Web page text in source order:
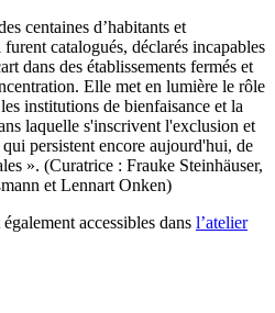
centaines d’habitants et
catalogués, déclarés incapables
dans des établissements fermés et
Elle met en lumière le rôle
institutions de bienfaisance et la
laquelle s'inscrivent l'exclusion et
persistent encore aujourd'hui, de
». (Curatrice : Frauke Steinhäuser,
et Lennart Onken)
accessibles dans l’atelier